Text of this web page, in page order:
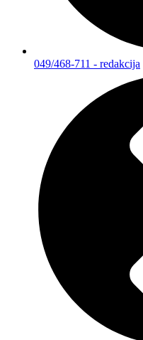
049/468-711 - redakcija